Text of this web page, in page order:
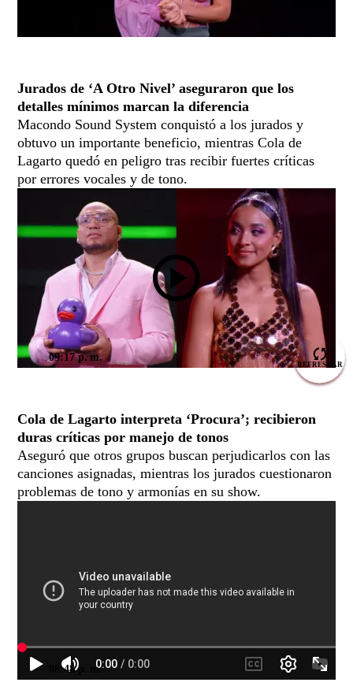
Jurados de ‘A Otro Nivel’ aseguraron que los
detalles mínimos marcan la diferencia
Macondo Sound System conquistó a los jurados y
obtuvo un importante beneficio, mientras Cola de
Lagarto quedó en peligro tras recibir fuertes críticas
por errores vocales y de tono.
09:17 p. m.
Cola de Lagarto interpreta ‘Procura’; recibieron
duras críticas por manejo de tonos
Aseguró que otros grupos buscan perjudicarlos con las
canciones asignadas, mientras los jurados cuestionaron
problemas de tono y armonías en su show.
08:48 p. m.